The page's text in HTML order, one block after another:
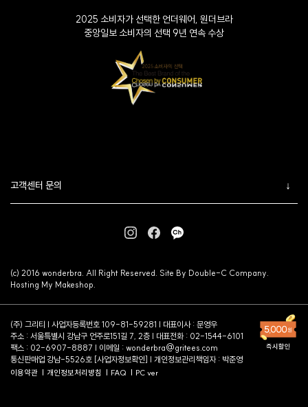
2025 소비자가 선택한 언더웨어, 원더브라
중앙일보 소비자의 선택 9년 연속 수상
고객센터 문의
(c) 2016 wonderbra. All Right Reserved. Site By Double-C Company.
Hosting My Makeshop.
(주) 그리티 | 사업자등록번호 109-81-59281 | 대표이사 : 문영우
주소 : 서울특별시 강남구 언주로151길 7, 2층 | 대표전화 : 02-1544-6101
팩스 : 02-6907-8887 | 이메일 : wonderbra@gritees.com
통신판매업 강남-5526호 [사업자정보확인] | 개인정보관리책임자 : 박준영
이용약관 개인정보처리방침 FAQ PC ver